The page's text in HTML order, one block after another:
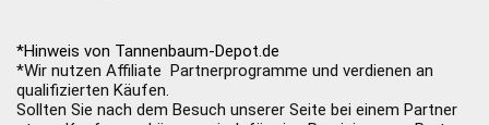
*Hinweis von Tannenbaum-Depot.de
*Wir nutzen Affiliate Partnerprogramme und verdienen an
qualifizierten Käufen.
Sollten Sie nach dem Besuch unserer Seite bei einem Partner